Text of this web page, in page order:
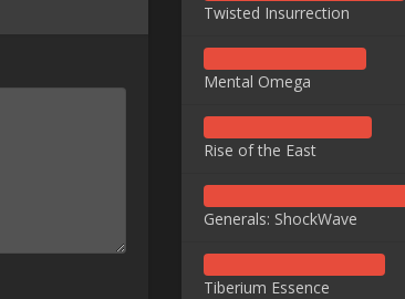
Twisted Insurrection
Mental Omega
Rise of the East
Generals: ShockWave
Tiberium Essence